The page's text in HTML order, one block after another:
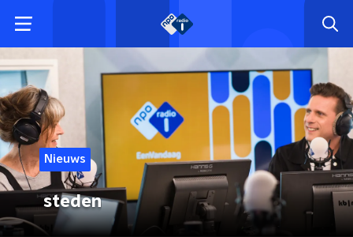
Nieuws
steden